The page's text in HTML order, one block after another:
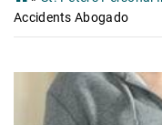
Accidents Abogado